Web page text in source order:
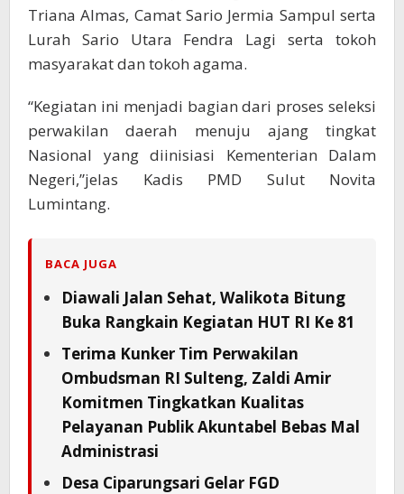
Triana Almas, Camat Sario Jermia Sampul serta
Lurah Sario Utara Fendra Lagi serta tokoh
masyarakat dan tokoh agama.
“Kegiatan ini menjadi bagian dari proses seleksi
perwakilan daerah menuju ajang tingkat
Nasional yang diinisiasi Kementerian Dalam
Negeri,”jelas Kadis PMD Sulut Novita
Lumintang.
BACA JUGA
Diawali Jalan Sehat, Walikota Bitung
Buka Rangkain Kegiatan HUT RI Ke 81
Terima Kunker Tim Perwakilan
Ombudsman RI Sulteng, Zaldi Amir
Komitmen Tingkatkan Kualitas
Pelayanan Publik Akuntabel Bebas Mal
Administrasi
Desa Ciparungsari Gelar FGD